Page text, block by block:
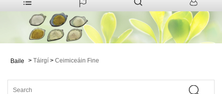
Baile > Táirgí > Ceimiceáin Fine